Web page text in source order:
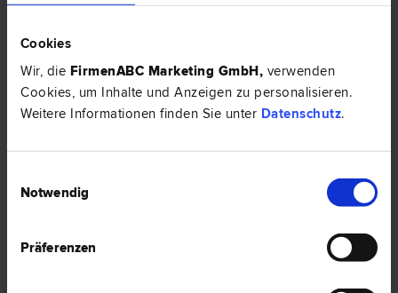
Cookies
Wir, die FirmenABC Marketing GmbH, verwenden
Cookies, um Inhalte und Anzeigen zu personalisieren.
Weitere Informationen finden Sie unter Datenschutz.
Notwendig
Präferenzen
6020 Innsbruck
0 Bewertungen
Dr. Herbert MATZUNSKI
| Verkehrs­recht | Sport­recht